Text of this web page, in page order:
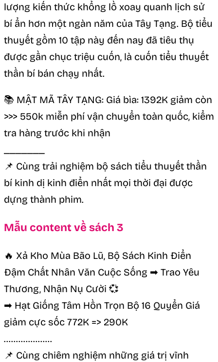
lượng kiến thức khổng lồ xoay quanh lịch sử
bí ẩn hơn một ngàn năm của Tây Tạng. Bộ tiểu
thuyết gồm 10 tập này đến nay đã tiêu thụ
được gần chục triệu cuốn, là cuốn tiểu thuyết
thần bí bán chạy nhất.
📚 MẬT MÃ TÂY TẠNG: Giá bìa: 1392K giảm còn
>>> 550k miễn phí vận chuyển toàn quốc, kiểm
tra hàng trước khi nhận
📌 Cùng trải nghiệm bộ sách tiểu thuyết thần
bí kinh dị kinh điển nhất mọi thời đại được
dựng thành phim.
Mẫu content về sách 3
🔥 Xả Kho Mùa Bão Lũ, Bộ Sách Kinh Điển
Đậm Chất Nhân Văn Cuộc Sống ➡ Trao Yêu
Thương, Nhận Nụ Cười 💞
➡ Hạt Giống Tâm Hồn Trọn Bộ 16 Quyển Giá
giảm cực sốc 772K => 290K
………………..
📌 Cùng chiêm nghiệm những giá trị vĩnh